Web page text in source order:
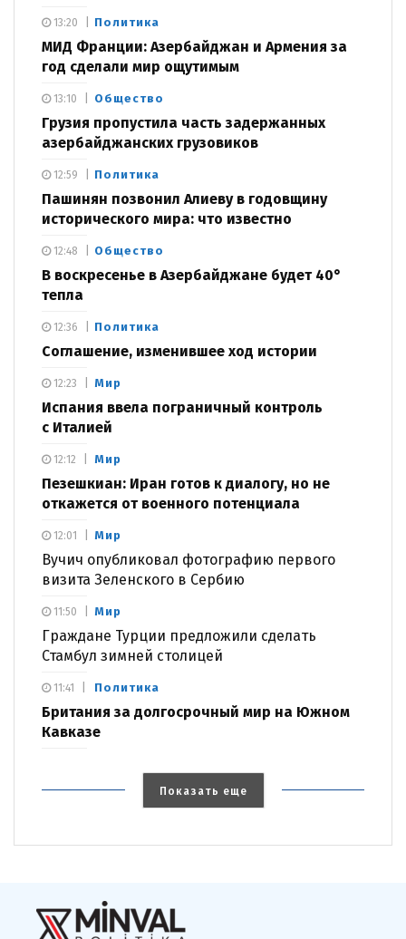
Политика
МИД Франции: Азербайджан и Армения за
год сделали мир ощутимым
13:20
Общество
Грузия пропустила часть задержанных
азербайджанских грузовиков
13:10
Политика
Пашинян позвонил Алиеву в годовщину
исторического мира: что известно
12:59
Общество
В воскресенье в Азербайджане будет 40°
тепла
12:48
Политика
Соглашение, изменившее ход истории
12:36
Мир
Испания ввела пограничный контроль
с Италией
12:23
Мир
Пезешкиан: Иран готов к диалогу, но не
откажется от военного потенциала
12:12
Мир
Вучич опубликовал фотографию первого
визита Зеленского в Сербию
12:01
Мир
Граждане Турции предложили сделать
Стамбул зимней столицей
11:50
Политика
Британия за долгосрочный мир на Южном
Кавказе
11:41
Показать еще